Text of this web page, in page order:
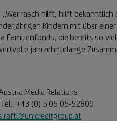
„Wer rasch hilft, hilft
Kindern mit über
Familienfonds, die bereits so
jahrzehntelange
Media Relations
+43 (0) 5 05 05-52809;